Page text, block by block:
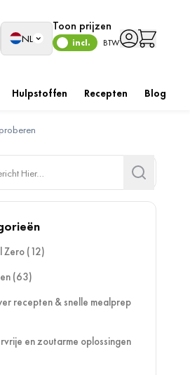
Taal
NL
Toon prijzen
incl. BTW
Hulpstoffen Recepten Blog
Search
Zero (12)
(63)
recepten & snelle mealprep
en zoutarme oplossingen